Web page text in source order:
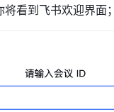
看到飞书欢迎界面；